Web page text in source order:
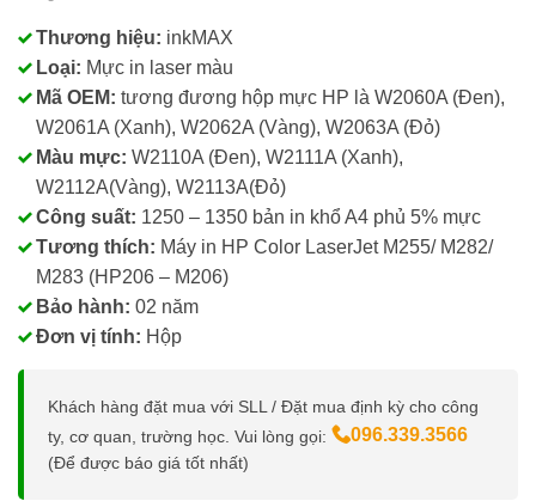
Thương hiệu: inkMAX
Loại: Mực in laser màu
Mã OEM: tương đương hộp mực HP là W2060A (Đen),
W2061A (Xanh), W2062A (Vàng), W2063A (Đỏ)
Màu mực: W2110A (Đen), W2111A (Xanh),
W2112A(Vàng), W2113A(Đỏ)
Công suất: 1250 – 1350 bản in khổ A4 phủ 5% mực
Tương thích: Máy in HP Color LaserJet M255/ M282/
M283 (HP206 – M206)
Bảo hành: 02 năm
Đơn vị tính: Hộp
Khách hàng đặt mua với SLL / Đặt mua định kỳ cho công
ty, cơ quan, trường học. Vui lòng gọi:
096.339.3566
(Để được báo giá tốt nhất)